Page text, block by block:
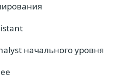
начального уровня